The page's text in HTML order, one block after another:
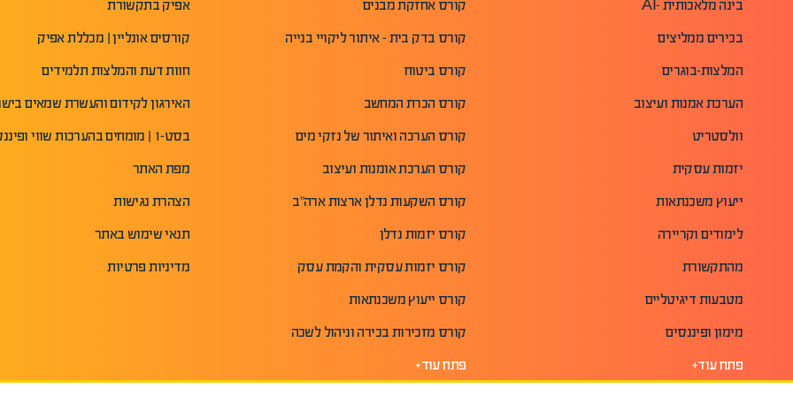
בינה מלאכותית -AI
בכירים ממליצים
המלצות-בוגרים
הערכת אמנות ועיצוב
וולסטריט
יזמות עסקית
ייעוץ משכנתאות
לימודים וקריירה
מהתקשורת
מטבעות דיגיטליים
מימון ופיננסים
פתח עוד+
קורס אחזקת מבנים
קורס בדק בית - איתור ליקויי בנייה
קורס ביטוח
קורס הכרת המחשב
קורס הערכה ואיתור של נזקי מים
קורס הערכת אומנות ועיצוב
קורס השקעות נדלן ארצות ארה"ב
קורס יזמות נדלן
קורס יזמות עסקית והקמת עסק
קורס ייעוץ משכנתאות
קורס מזכירות בכירה וניהול לשכה
פתח עוד+
אפיק בתקשורת
קורסים אונליין | מכללת אפיק
חוות דעת והמלצות תלמידים
האירגון לקידום והעשרת שמאים
בסט-1 | מומחים בהערכות שווי ופיננסים
מפת האתר
הצהרת נגישות
תנאי שימוש באתר
מדיניות פרטיות